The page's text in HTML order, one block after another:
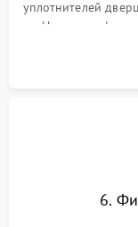
уплотнителей
Надежная
сборка
6.